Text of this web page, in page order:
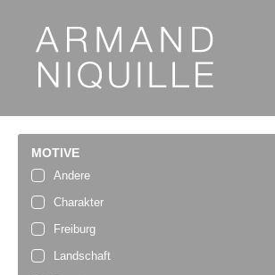
MOTIVE
Andere
Charakter
Freiburg
Landschaft